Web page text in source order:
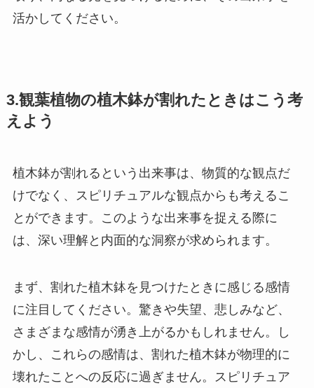
活かしてください。
3.観葉植物の植木鉢が割れたときはこう考
えよう
植木鉢が割れるという出来事は、物質的な観点だ
けでなく、スピリチュアルな観点からも考えるこ
とができます。このような出来事を捉える際に
は、深い理解と内面的な洞察が求められます。
まず、割れた植木鉢を見つけたときに感じる感情
に注目してください。驚きや失望、悲しみなど、
さまざまな感情が湧き上がるかもしれません。し
かし、これらの感情は、割れた植木鉢が物理的に
壊れたことへの反応に過ぎません。スピリチュア